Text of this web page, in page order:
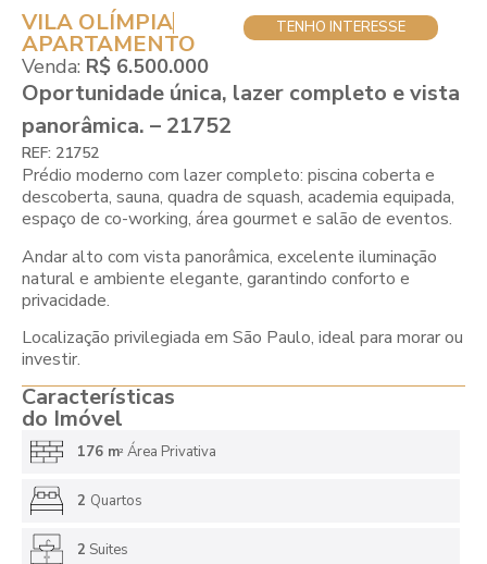
VILA OLÍMPIA
APARTAMENTO
Venda: R$ 6.500.000
TENHO INTERESSE
Oportunidade única, lazer completo e vista
panorâmica. – 21752
REF: 21752
Prédio moderno com lazer completo: piscina coberta e
descoberta, sauna, quadra de squash, academia equipada,
espaço de co-working, área gourmet e salão de eventos.
Andar alto com vista panorâmica, excelente iluminação
natural e ambiente elegante, garantindo conforto e
privacidade.
Localização privilegiada em São Paulo, ideal para morar ou
investir.
Características
do Imóvel
176 m2 Área Privativa
2 Quartos
2 Suites